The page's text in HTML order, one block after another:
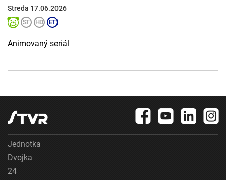
Streda 17.06.2026
Animovaný seriál
Jednotka
Dvojka
24